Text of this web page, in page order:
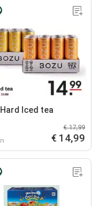
Iced tea
€ 17,99
€ 14,99